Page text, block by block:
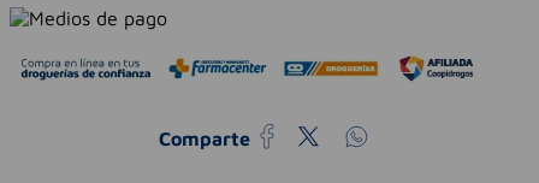
Comparte